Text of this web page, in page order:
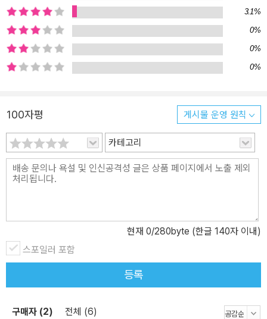
다 학교폭력을 저질렀다는 누명을 썼다고 고백한다. 10대라면 누구나
한 번쯤 겪는 고민부터 남다른 상처까지, 걷기 클럽 아이들은 서로의
이야기에 귀 기울인다. 진심으로 공감하고, 대신 화내기도 하며, 머리
를 맞댄 채 진지하게 해결법을 고민한다. 윤서조차 엄마 아빠, 상담 선
생님에게도 말하지 않았던 아픔을 친구들에게 내보인다. 어른들은 으
가, 스스로 이해하고 납득하기를 기다려 주는 사람이 필요하다. 어른
은 이해하지 못하는, 알고도 맡아 주지 못하는 역할을 또래들은 진지
하게 수행한다. 생활 동화부터 판타지, 스릴러까지 장르를 넘나드는
김혜정 작가의 작품에 늘 빠지지 않는 ‘마법’이 있다면 그것은 바로
‘또래’들이다. 『열세 살의 걷기 클럽』은 그 마법이 유감없이 발휘되는
지도 못하는 사람들이 과거의 학교폭력과 강은이네 집안 사정에 대한
가짜뉴스를 온라인에 퍼뜨린다. 누구보다 주변에 긍정적인 영향을 미
치던 강은이는 걷기 클럽에도, 학교에도 모습을 보이지 않는다. 친구
를 도와주다 상처입었지만 ‘그때로 돌아가도 똑같이 하겠다’던 강은이
는, 채민이를 도와준 일을 내내 후회하던 윤서에게 가장 힘이 되는 존
를 쓴다. 우리가 여기에 있으니, 너는 언제든 돌아오라고. 『열세 살의
3.1%
0%
0%
0%
100자평 게시물 운영 원칙
카테고리
현재 0/280byte (한글 140자 이내)
스포일러 포함
등록
구매자 (2) 전체 (6)